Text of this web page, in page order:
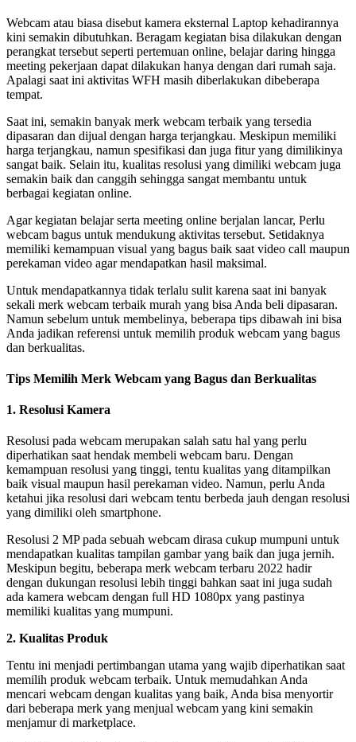
Webcam atau biasa disebut kamera eksternal Laptop kehadirannya
kini semakin dibutuhkan. Beragam kegiatan bisa dilakukan dengan
perangkat tersebut seperti pertemuan online, belajar daring hingga
meeting pekerjaan dapat dilakukan hanya dengan dari rumah saja.
Apalagi saat ini aktivitas WFH masih diberlakukan dibeberapa
tempat.
Saat ini, semakin banyak merk webcam terbaik yang tersedia
dipasaran dan dijual dengan harga terjangkau. Meskipun memiliki
harga terjangkau, namun spesifikasi dan juga fitur yang dimilikinya
sangat baik. Selain itu, kualitas resolusi yang dimiliki webcam juga
semakin baik dan canggih sehingga sangat membantu untuk
berbagai kegiatan online.
Agar kegiatan belajar serta meeting online berjalan lancar, Perlu
webcam bagus untuk mendukung aktivitas tersebut. Setidaknya
memiliki kemampuan visual yang bagus baik saat video call maupun
perekaman video agar mendapatkan hasil maksimal.
Untuk mendapatkannya tidak terlalu sulit karena saat ini banyak
sekali merk webcam terbaik murah yang bisa Anda beli dipasaran.
Namun sebelum untuk membelinya, beberapa tips dibawah ini bisa
Anda jadikan referensi untuk memilih produk webcam yang bagus
dan berkualitas.
Tips Memilih Merk Webcam yang Bagus dan Berkualitas
1. Resolusi Kamera
Resolusi pada webcam merupakan salah satu hal yang perlu
diperhatikan saat hendak membeli webcam baru. Dengan
kemampuan resolusi yang tinggi, tentu kualitas yang ditampilkan
baik visual maupun hasil perekaman video. Namun, perlu Anda
ketahui jika resolusi dari webcam tentu berbeda jauh dengan resolusi
yang dimiliki oleh smartphone.
Resolusi 2 MP pada sebuah webcam dirasa cukup mumpuni untuk
mendapatkan kualitas tampilan gambar yang baik dan juga jernih.
Meskipun begitu, beberapa merk webcam terbaru 2022 hadir
dengan dukungan resolusi lebih tinggi bahkan saat ini juga sudah
ada kamera webcam dengan full HD 1080px yang pastinya
memiliki kualitas yang mumpuni.
2. Kualitas Produk
Tentu ini menjadi pertimbangan utama yang wajib diperhatikan saat
memilih produk webcam terbaik. Untuk memudahkan Anda
mencari webcam dengan kualitas yang baik, Anda bisa menyortir
dari beberapa merk yang menjual webcam yang kini semakin
menjamur di marketplace.